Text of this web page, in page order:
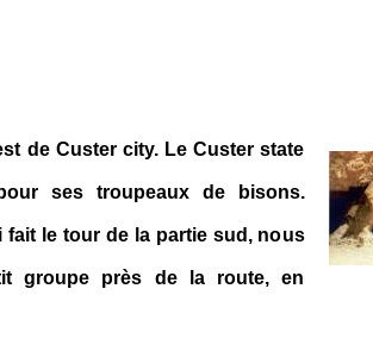
de Custer city. Le Custer state
ses troupeaux de bisons.
fait le tour de la partie sud, nous
groupe près de la route, en